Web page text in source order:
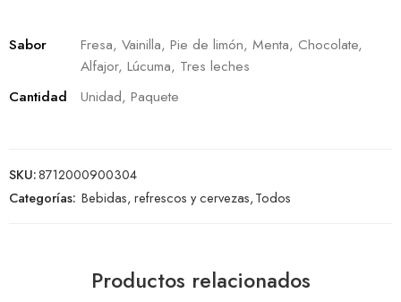
Sabor
Fresa, Vainilla, Pie de limón, Menta, Chocolate,
Alfajor, Lúcuma, Tres leches
Cantidad
Unidad, Paquete
SKU:8712000900304
Categorías: Bebidas, refrescos y cervezas,Todos
Productos relacionados